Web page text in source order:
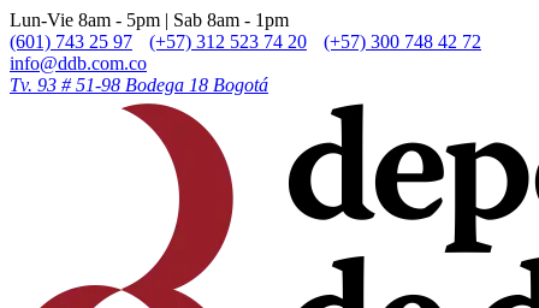
Lun-Vie 8am - 5pm | Sab 8am - 1pm
(601) 743 25 97
(+57) 312 523 74 20
(+57) 300 748 42 72
info@ddb.com.co
Tv. 93 # 51-98 Bodega 18 Bogotá